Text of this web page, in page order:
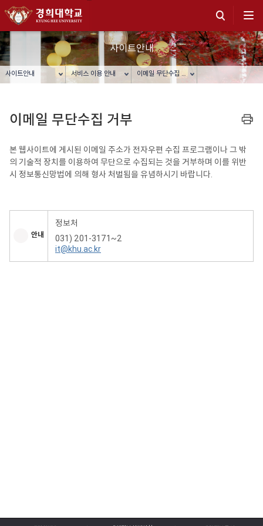
사이트안내
사이트안내 서비스 이용 안내 이메일 무단수집 거부
프린트
이메일 무단수집 거부
본 웹사이트에 게시된 이메일 주소가 전자우편 수집 프로그램이나 그 밖
의 기술적 장치를 이용하여 무단으로 수집되는 것을 거부하며 이를 위반
시 정보통신망법에 의해 형사 처벌됨을 유념하시기 바랍니다.
안내
정보처
031) 201-3171~2
it@khu.ac.kr